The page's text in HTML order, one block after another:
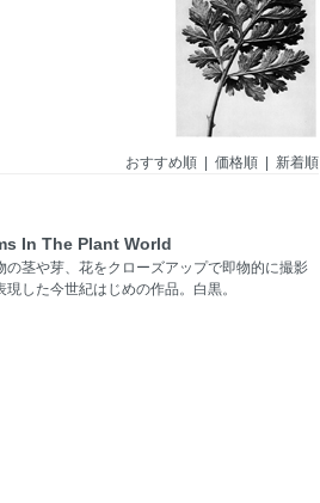
おすすめ順 | 価格順 | 新着順
In The Plant World
の茎や芽、花をクローズアップで即物的に撮影
した今世紀はじめの作品。白黒。